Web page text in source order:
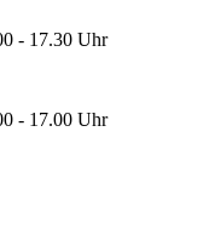
- 17.30 Uhr
- 17.00 Uhr